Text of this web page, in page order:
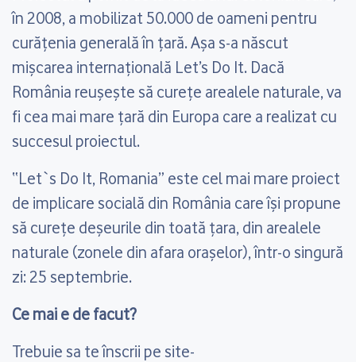
în 2008, a mobilizat 50.000 de oameni pentru
curăţenia generală în ţară. Aşa s-a născut
mişcarea internaţională Let’s Do It. Dacă
România reuşeşte să cureţe arealele naturale, va
fi cea mai mare ţară din Europa care a realizat cu
succesul proiectul.
“Let`s Do It, Romania” este cel mai mare proiect
de implicare socială din România care îşi propune
să cureţe deşeurile din toată ţara, din arealele
naturale (zonele din afara oraşelor), într-o singură
zi: 25 septembrie.
Ce mai e de facut?
Trebuie sa te înscrii pe site-